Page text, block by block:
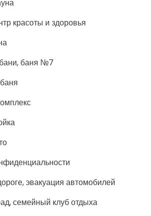
красоты и здоровья
баня №7
эвакуация автомобилей
семейный клуб отдыха